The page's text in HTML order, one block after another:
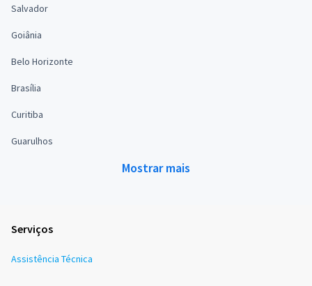
Salvador
Goiânia
Belo Horizonte
Brasília
Curitiba
Guarulhos
Mostrar mais
Serviços
Assistência Técnica